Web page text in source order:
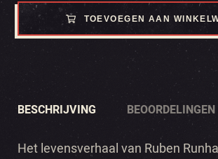
TOEVOEGEN AAN
BESCHRIJVING
Het levensverhaal van Ruben